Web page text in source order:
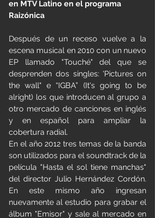
en MTV Latino en el programa
Raizónica
Después de un receso vuelve a la
escena musical en 2010 con un nuevo
EP llamado "Touché" del que se
desprenden dos singles: 'Pictures on
the wall" e “IGBA” (It's going to be
alright) los que introducen al grupo a
otro mercado de canciones en inglés
y en español para ampliar la
cobertura radial.
En el año 2012 tres temas de la banda
son utilizados para el soundtrack de la
película "Hasta el sol tiene manchas"
del director Julio Hernández Cordón.
En este mismo año ingresan
nuevamente al estudio para grabar el
álbum "Emisor" y sale al mercado en